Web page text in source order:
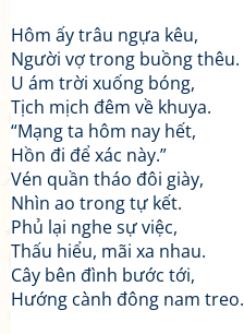
Hôm ấy trâu ngựa kêu,
Người vợ trong buồng thêu.
U ám trời xuống bóng,
Tịch mịch đêm về khuya.
“Mạng ta hôm nay hết,
Hồn đi để xác này.”
Vén quần tháo đôi giày,
Nhìn ao trong tự kết.
Phủ lại nghe sự việc,
Thấu hiểu, mãi xa nhau.
Cây bên đình bước tới,
Hướng cành đông nam treo.